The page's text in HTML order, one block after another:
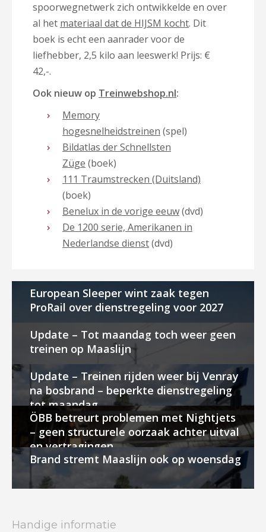
spoorwegnetwerk zich ontwikkelde en over
al het materiaal dat de HIJSM kocht. Dit
boek is echt een aanrader voor de
liefhebber, 2,5 kilo aan leeswerk! Prijs: €
42,-.
Ook nieuw op Treinwebshop.nl:
Memory
hogesnelheidstreinen (spel)
Bildatlas der Schnellsten
Züge (boek)
111 Traumstrecken (Duitsland)
(boek)
Benelux in de vorige eeuw(dvd)
De 1200 serie, Amerikanen in
Nederlandse dienst(dvd)
European Sleeper wint zaak tegen
ProRail over dienstregeling voor 2027
Update – Tot maandag toch weer geen
treinen op Maaslijn
Update – Treinen rijden weer bij Venray
na bosbrand – beperkte dienstregeling
tot maandag
ÖBB betreurt problemen met Nightjets
– geen structurele oorzaak achter uitval
en vertragingen
Brand stremt Maaslijn ook op woensdag
Handige informatie